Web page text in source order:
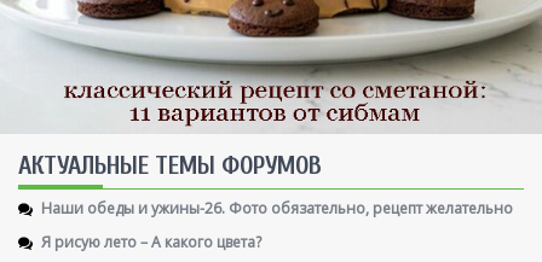
AКТУАЛЬНЫЕ ТЕМЫ ФОРУМОВ
Наши обеды и ужины-26. Фото обязательно, рецепт желательно
Я рисую лето – А какого цвета?